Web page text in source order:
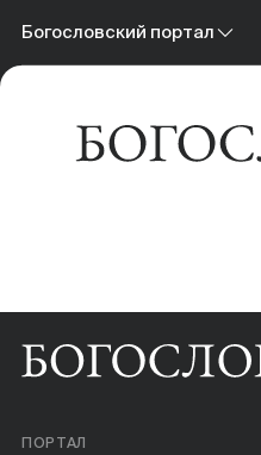
Богословский портал
Богословский портал
Научные
ПОРТАЛ